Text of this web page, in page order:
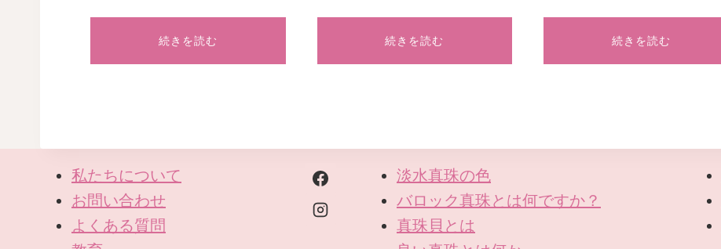
続きを読む 続きを読む 続きを読む
私たちについて
お問い合わせ
よくある質問
淡水真珠の色
バロック真珠とは何ですか？
真珠貝とは